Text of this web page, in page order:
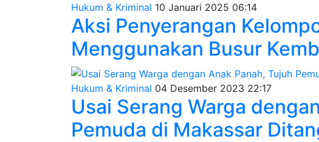
Hukum & Kriminal 10 Januari 2025 06:14
Aksi Penyerangan
Menggunakan Busur
Hukum & Kriminal 04 Desember 2023 22:17
Usai Serang Warga
Pemuda di Makassar